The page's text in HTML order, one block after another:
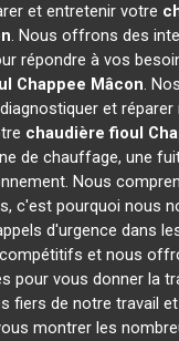
et entretenir votre
. Nous offrons des
répondre à vos
Chappee Mâcon.
et réparer
chaudière fioul
de chauffage, une
Nous
c'est pourquoi nous
d'urgence dans
et nous
pour vous donner la
fiers de notre travail
montrer les